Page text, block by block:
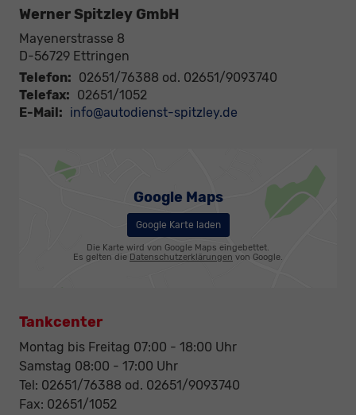
Werner Spitzley GmbH
Mayenerstrasse 8
D-56729 Ettringen
Telefon: 02651/76388 od. 02651/9093740
Telefax: 02651/1052
E-Mail: info@autodienst-spitzley.de
Google Maps
Google Karte laden
Die Karte wird von Google Maps eingebettet.
Es gelten die Datenschutzerklärungen von Google.
Tankcenter
Montag bis Freitag 07:00 - 18:00 Uhr
Samstag 08:00 - 17:00 Uhr
Tel: 02651/76388 od. 02651/9093740
Fax: 02651/1052